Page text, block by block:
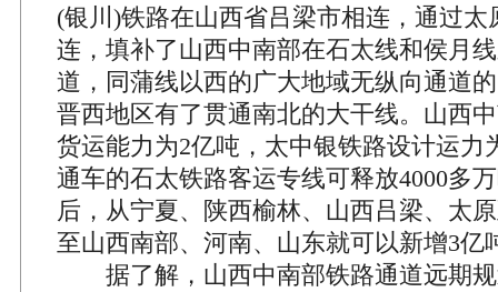
(银川)铁路在山西省吕梁市相连，通过太
连，填补了山西中南部在石太线和侯月
道，同蒲线以西的广大地域无纵向通道
晋西地区有了贯通南北的大干线。山西
货运能力为2亿吨，太中银铁路设计运力
通车的石太铁路客运专线可释放4000多
后，从宁夏、陕西榆林、山西吕梁、太
至山西南部、河南、山东就可以新增3亿
据了解，山西中南部铁路通道远期规